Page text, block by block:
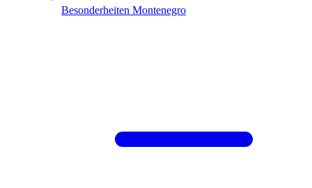
Besonderheiten Montenegro